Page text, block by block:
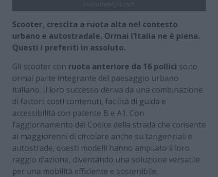
Scooter, crescita a ruota alta nel contesto
urbano e autostradale. Ormai l’Italia ne è piena.
Questi i preferiti in assoluto.
Gli scooter con ruota anteriore da 16 pollici sono
ormai parte integrante del paesaggio urbano
italiano. Il loro successo deriva da una combinazione
di fattori: costi contenuti, facilità di guida e
accessibilità con patente B e A1. Con
l’aggiornamento del Codice della strada che consente
ai maggiorenni di circolare anche su tangenziali e
autostrade, questi modelli hanno ampliato il loro
raggio d’azione, diventando una soluzione versatile
per una mobilità efficiente e sostenibile.